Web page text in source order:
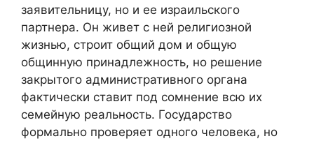
заявительницу, но и ее израильского
партнера. Он живет с ней религиозной
жизнью, строит общий дом и общую
общинную принадлежность, но решение
закрытого административного органа
фактически ставит под сомнение всю их
семейную реальность. Государство
формально проверяет одного человека, но